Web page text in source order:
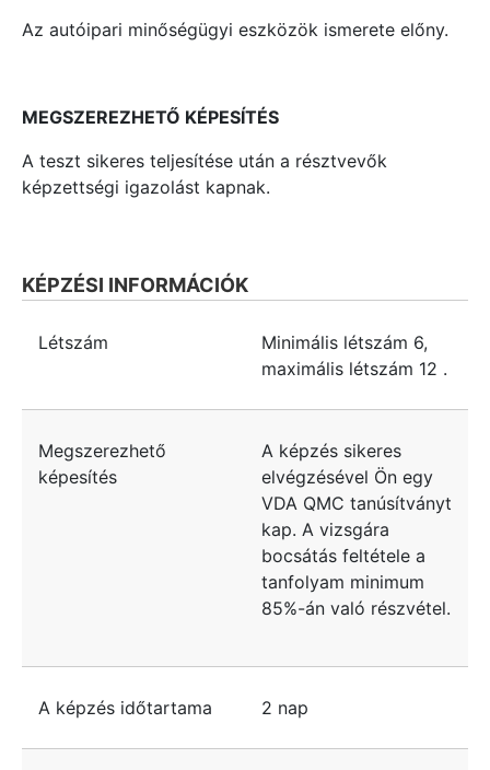
Az autóipari minőségügyi eszközök ismerete előny.
MEGSZEREZHETŐ KÉPESÍTÉS
A teszt sikeres teljesítése után a résztvevők
képzettségi igazolást kapnak.
KÉPZÉSI INFORMÁCIÓK
Létszám Minimális létszám 6,
maximális létszám 12 .
Megszerezhető
képesítés
A képzés sikeres
elvégzésével Ön egy
VDA QMC tanúsítványt
kap. A vizsgára
bocsátás feltétele a
tanfolyam minimum
85%-án való részvétel.
A képzés időtartama 2 nap